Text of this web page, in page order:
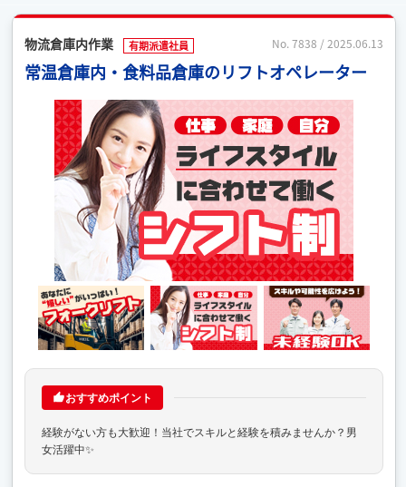
物流倉庫内作業 有期派遣社員 No. 7838 / 2025.06.13
常温倉庫内・食料品倉庫のリフトオペレーター
おすすめポイント
経験がない方も大歓迎！当社でスキルと経験を積みませんか？男
女活躍中✨